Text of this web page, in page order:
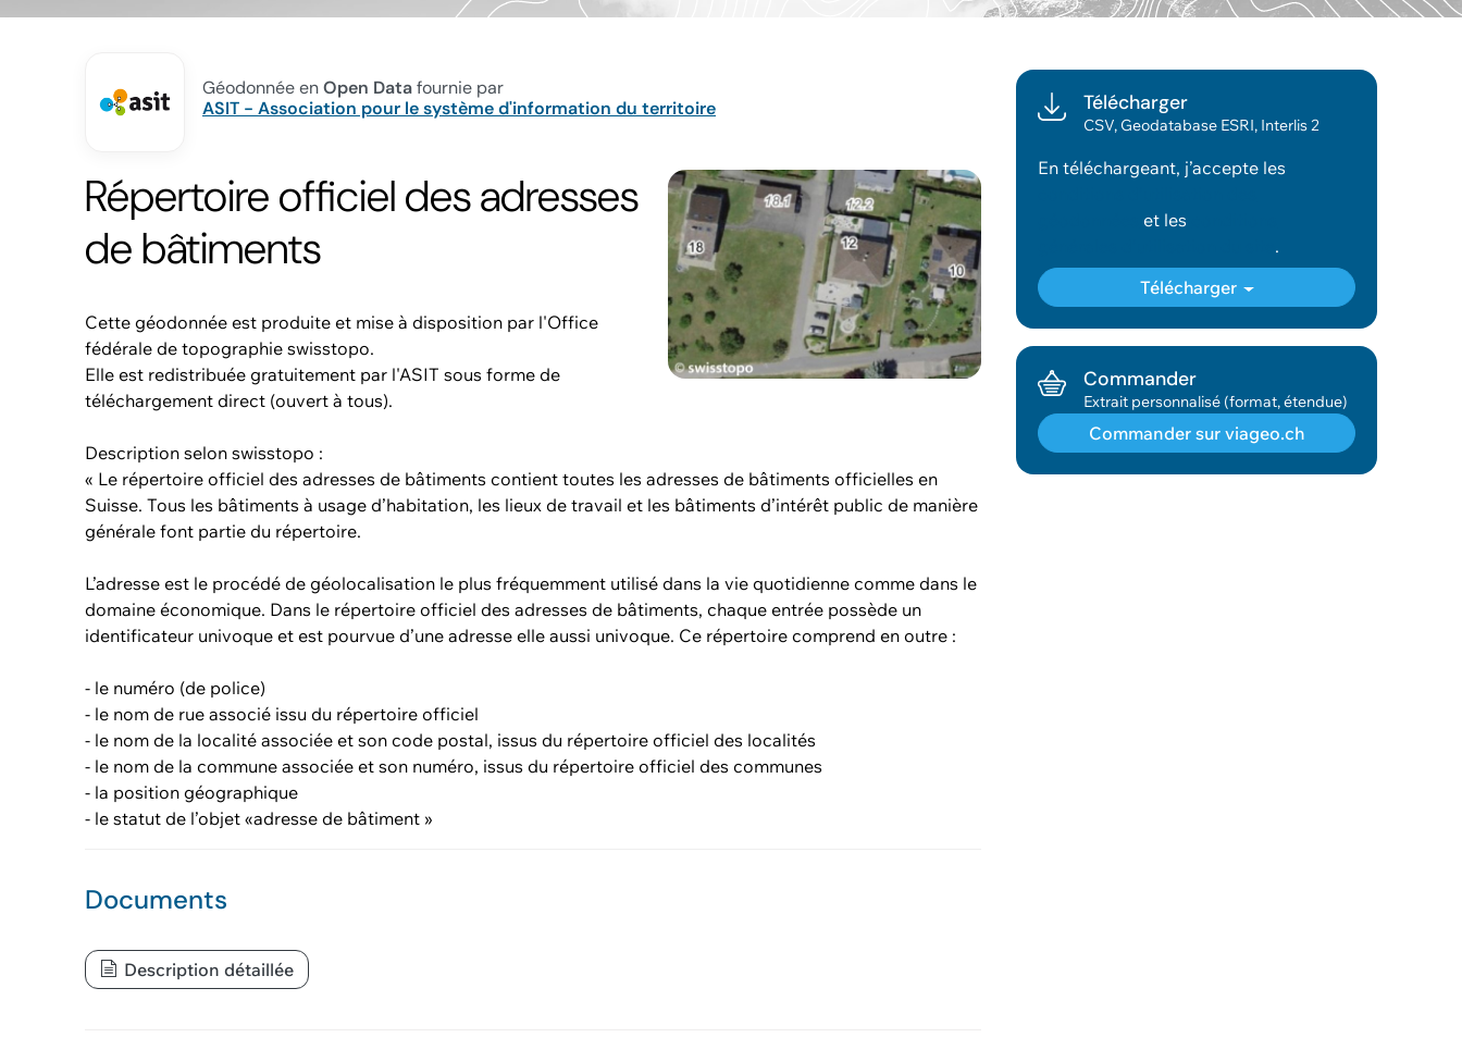
Géodonnée enOpen Datafournie par
ASIT - Association pour le système d'information du territoire
Répertoire officiel des adresses
de bâtiments
Cette géodonnée est produite et mise à disposition par l'Office
fédérale de topographie swisstopo.
Elle est redistribuée gratuitement par l'ASIT sous forme de
téléchargement direct (ouvert à tous).
Description selon swisstopo :
« Le répertoire officiel des adresses de bâtiments contient toutes les adresses de bâtiments officielles en
Suisse. Tous les bâtiments à usage d’habitation, les lieux de travail et les bâtiments d’intérêt public de manière
générale font partie du répertoire.
L’adresse est le procédé de géolocalisation le plus fréquemment utilisé dans la vie quotidienne comme dans le
domaine économique. Dans le répertoire officiel des adresses de bâtiments, chaque entrée possède un
identificateur univoque et est pourvue d’une adresse elle aussi univoque. Ce répertoire comprend en outre :
- le numéro (de police)
- le nom de rue associé issu du répertoire officiel
- le nom de la localité associée et son code postal, issus du répertoire officiel des localités
- le nom de la commune associée et son numéro, issus du répertoire officiel des communes
- la position géographique
- le statut de l’objet «adresse de bâtiment »
Documents
Description détaillée
Télécharger
CSV, Geodatabase ESRI, Interlis 2
En téléchargeant, j’accepte les
et les
.
Télécharger
Commander
Extrait personnalisé (format, étendue)
Commander sur viageo.ch